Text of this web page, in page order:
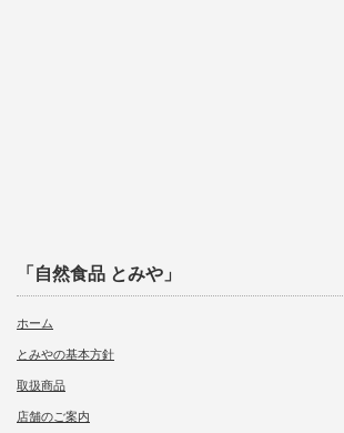
「自然食品 とみや」
ホーム
とみやの基本方針
取扱商品
店舗のご案内